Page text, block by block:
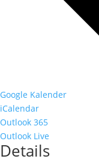
Google Kalender
iCalendar
Outlook 365
Outlook Live
Details